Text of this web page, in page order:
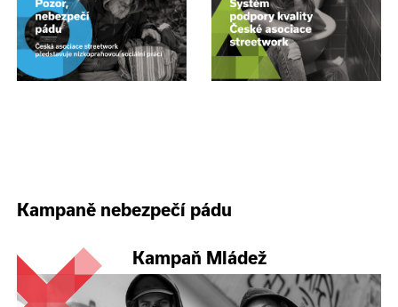
Kampaně nebezpečí pádu
Kampaň Mládež